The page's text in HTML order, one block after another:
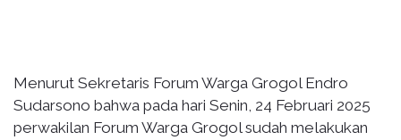
Menurut Sekretaris Forum Warga Grogol Endro
Sudarsono bahwa pada hari Senin, 24 Februari 2025
perwakilan Forum Warga Grogol sudah melakukan